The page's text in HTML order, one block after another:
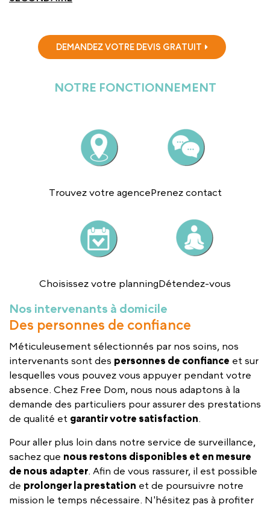
DEMANDEZ VOTRE DEVIS GRATUIT
NOTRE FONCTIONNEMENT
Trouvez votre agencePrenez contact
Choisissez votre planningDétendez-vous
Nos intervenants à domicile
Des personnes de confiance
Méticuleusement sélectionnés par nos soins, nos
intervenants sont des personnes de confiance et sur
lesquelles vous pouvez vous appuyer pendant votre
absence. Chez Free Dom, nous nous adaptons à la
demande des particuliers pour assurer des prestations
de qualité et garantir votre satisfaction
Pour aller plus loin dans notre service de surveillance,
sachez que nous restons disponibles et en mesure
de nous adapter . Afin de vous rassurer, il est possible
de prolonger la prestation et de poursuivre notre
mission le temps nécessaire. N'hésitez pas à profiter